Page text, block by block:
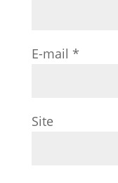
E-mail *
Site